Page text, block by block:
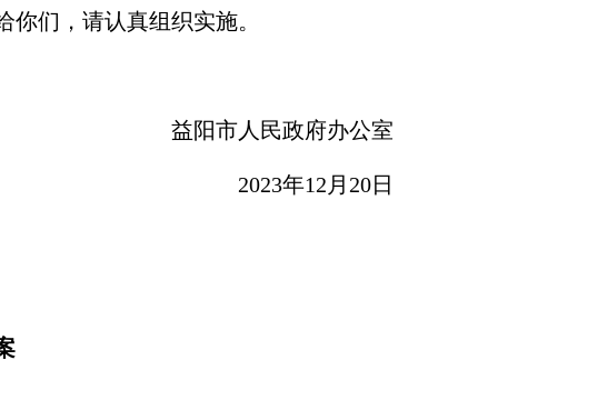
们，请认真组织实施。
益阳市人民政府办公室
2023年12月20日